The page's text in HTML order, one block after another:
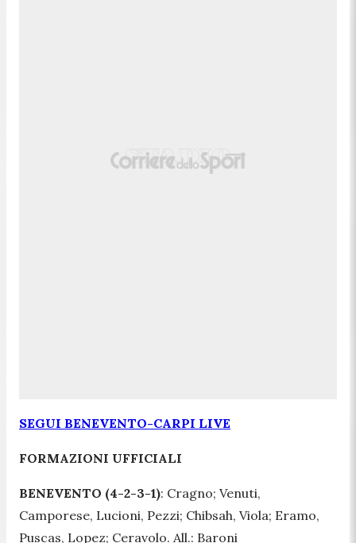
SEGUI BENEVENTO-CARPI LIVE
FORMAZIONI UFFICIALI
BENEVENTO (4-2-3-1): Cragno; Venuti,
Camporese, Lucioni, Pezzi; Chibsah, Viola; Eramo,
Puscas, Lopez; Ceravolo. All.: Baroni